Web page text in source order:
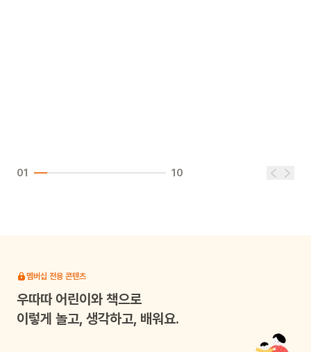
01 10
멤버십 전용 콘텐츠
우따따어린이와 책으로
이렇게 놀고, 생각하고, 배워요.